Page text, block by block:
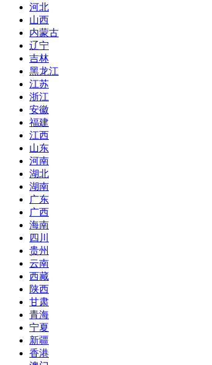
河北
山西
内蒙古
辽宁
吉林
黑龙江
江苏
浙江
安徽
福建
江西
山东
河南
湖北
湖南
广东
广西
海南
四川
贵州
云南
西藏
陕西
甘肃
青海
宁夏
新疆
香港